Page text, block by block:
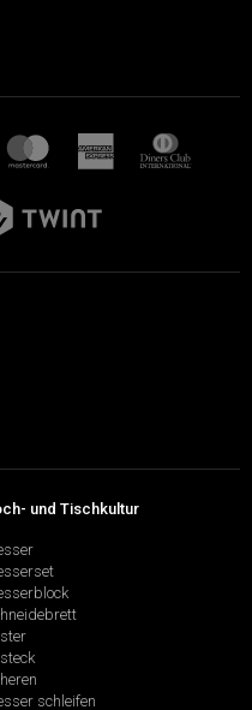
und Tischkultur
schleifen